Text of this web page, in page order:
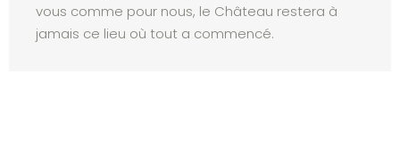
vous comme pour nous, le Château restera à
jamais ce lieu où tout a commencé.